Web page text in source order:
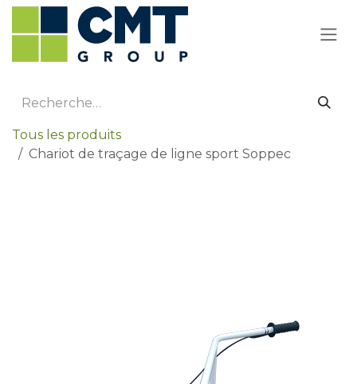
Se rendre au contenu
Tous les produits
Chariot de traçage de ligne sport Soppec